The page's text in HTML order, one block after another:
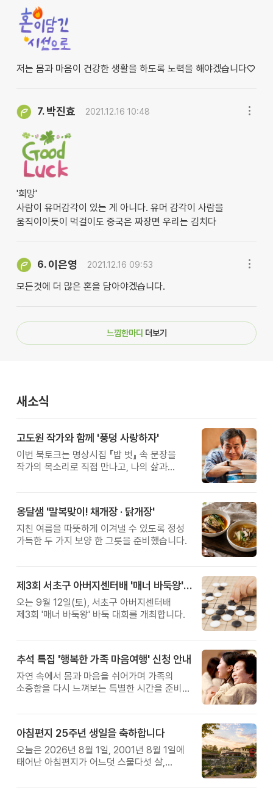
저는 몸과 마음이 건강한 생활을 하도록 노력을 해야겠습니다♡
7. 박진효 2021.12.16 10:48
'희망'
사람이 유머감각이 있는 게 아니다. 유머 감각이 사람을
움직이이듯이 먹걸이도 중국은 짜장면 우리는 김치다
6. 이은영 2021.12.16 09:53
모든것에 더 많은 혼을 담아야겠습니다.
느낌한마디 더보기
새소식
고도원 작가와 함께 '풍덩 사랑하자'
이번 북토크는 명상시집 『밥 벗』 속 문장을
작가의 목소리로 직접 만나고, 나의 삶과
옹달샘 '말복맞이! 채개장 · 닭개장'
지친 여름을 따뜻하게 이겨낼 수 있도록 정성
가득한 두 가지 보양 한 그릇을 준비했습니다.
제3회 서초구 아버지센터배 '매너 바둑왕' 대회
오는 9월 12일(토), 서초구 아버지센터배
제3회 '매너 바둑왕' 바둑 대회를 개최합니다.
추석 특집 '행복한 가족 마음여행' 신청 안내
자연 속에서 몸과 마음을 쉬어가며 가족의
소중함을 다시 느껴보는 특별한 시간을 준비해
아침편지 25주년 생일을 축하합니다
오늘은 2026년 8월 1일, 2001년 8월 1일에
태어난 아침편지가 어느덧 스물다섯 살,